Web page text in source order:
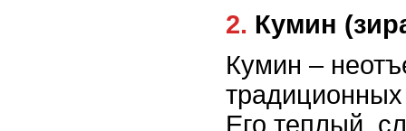
2. Кумин
Кумин –
Его теплый,